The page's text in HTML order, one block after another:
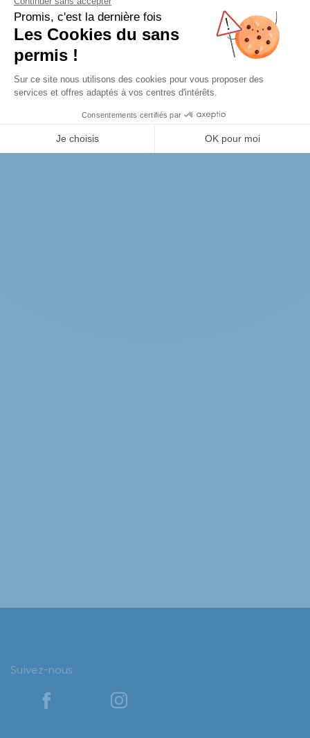
Nous contacter
Vous souhaitez obtenir plus d'informations : sur nos
modèles, nos tarifs, demander un catalogue ou
Suivez-nous
YouTube YouTube